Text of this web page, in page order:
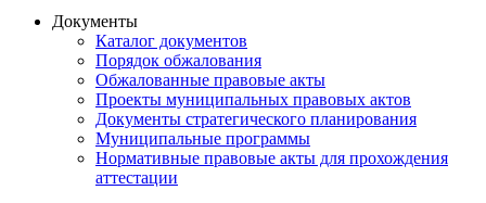
Документы
Каталог документов
Порядок обжалования
Обжалованные правовые акты
Проекты муниципальных правовых актов
Документы стратегического планирования
Муниципальные программы
Нормативные правовые акты для прохождения
аттестации